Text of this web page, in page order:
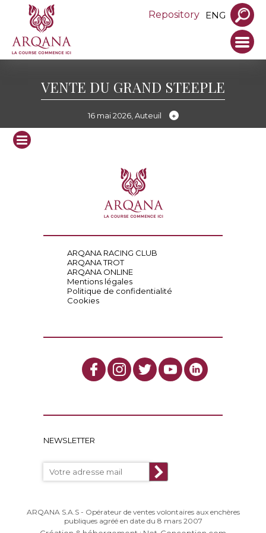
Repository ENG
VENTE DU GRAND STEEPLE
16 mai 2026, Auteuil
ARQANA RACING CLUB
ARQANA TROT
ARQANA ONLINE
Mentions légales
Politique de confidentialité
Cookies
NEWSLETTER
ARQANA S.A.S - Opérateur de ventes volontaires aux enchères
publiques agréé en date du 8 mars 2007